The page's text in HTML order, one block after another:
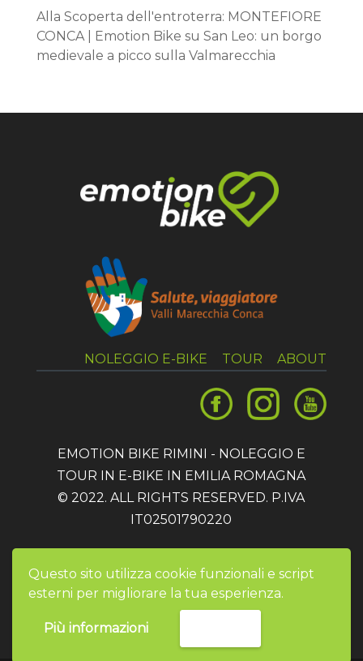
Questo sito utilizza cookie funzionali e script
esterni per migliorare la tua esperienza.
Più informazioni
Alla Scoperta dell'entroterra: MONTEFIORE
CONCA | Emotion Bike su San Leo: un borgo
medievale a picco sulla Valmarecchia
NOLEGGIO E-BIKE TOUR ABOUT
EMOTION BIKE RIMINI - NOLEGGIO E
TOUR IN E-BIKE IN EMILIA ROMAGNA
© 2022. ALL RIGHTS RESERVED. P.IVA
IT02501790220
Contattaci